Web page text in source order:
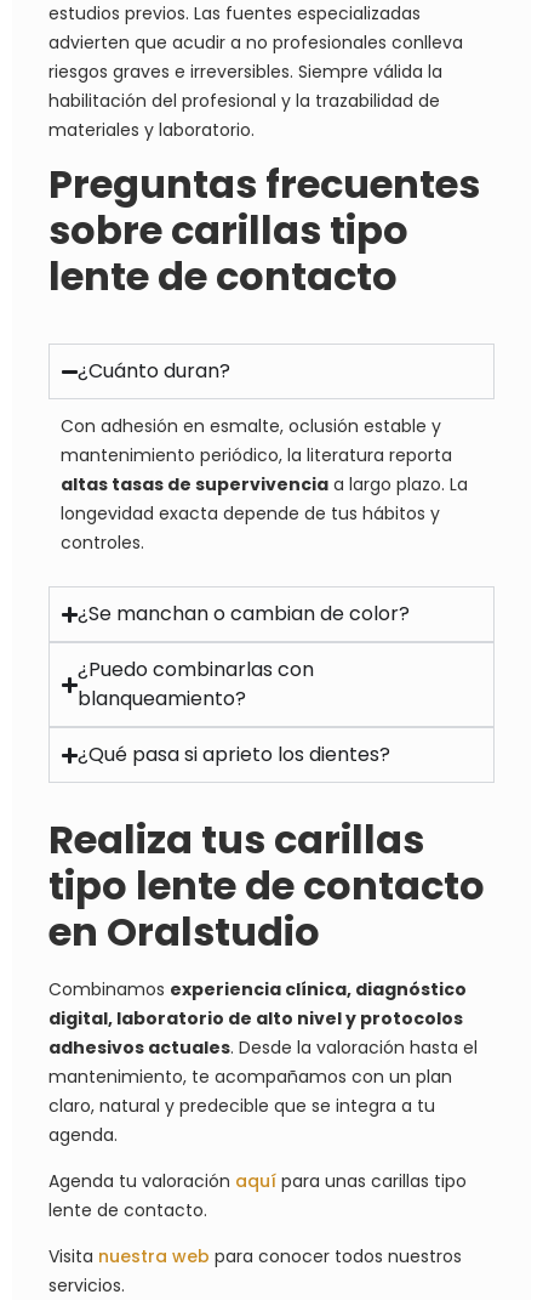
estudios previos. Las fuentes especializadas
advierten que acudir a no profesionales conlleva
riesgos graves e irreversibles. Siempre válida la
habilitación del profesional y la trazabilidad de
materiales y laboratorio.
Preguntas frecuentes
sobre carillas tipo
lente de contacto
¿Cuánto duran?
Con adhesión en esmalte, oclusión estable y
mantenimiento periódico, la literatura reporta
altas tasas de supervivencia a largo plazo. La
longevidad exacta depende de tus hábitos y
controles.
¿Se manchan o cambian de color?
¿Puedo combinarlas con
blanqueamiento?
¿Qué pasa si aprieto los dientes?
Realiza tus carillas
tipo lente de contacto
en Oralstudio
Combinamos experiencia clínica, diagnóstico
digital, laboratorio de alto nivel y protocolos
adhesivos actuales. Desde la valoración hasta el
mantenimiento, te acompañamos con un plan
claro, natural y predecible que se integra a tu
agenda.
Agenda tu valoración aquí para unas carillas tipo
lente de contacto.
Visita nuestra web para conocer todos nuestros
servicios.